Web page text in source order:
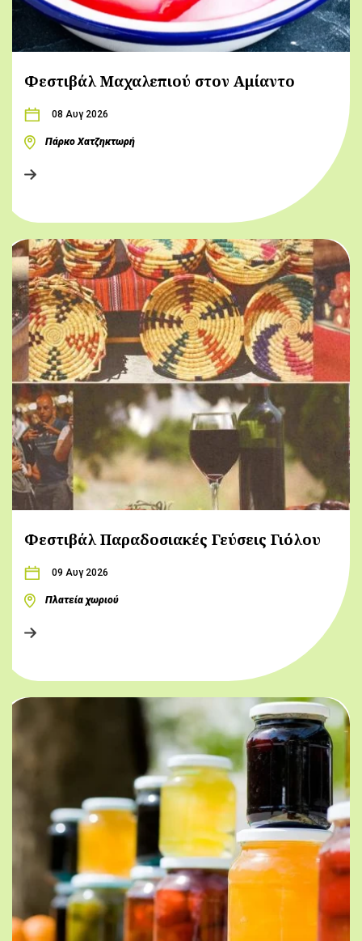
Φεστιβάλ Μαχαλεπιού στον Αμίαντο
08 Αυγ 2026
Πάρκο Χατζηκτωρή
Φεστιβάλ Παραδοσιακές Γεύσεις Γιόλου
09 Αυγ 2026
Πλατεία χωριού